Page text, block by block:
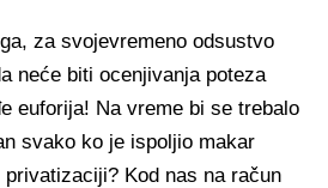
za svojevremeno odsustvo
neće biti ocenjivanja poteza
euforija! Na vreme bi se trebalo
svako ko je ispoljio makar
Kod nas na račun